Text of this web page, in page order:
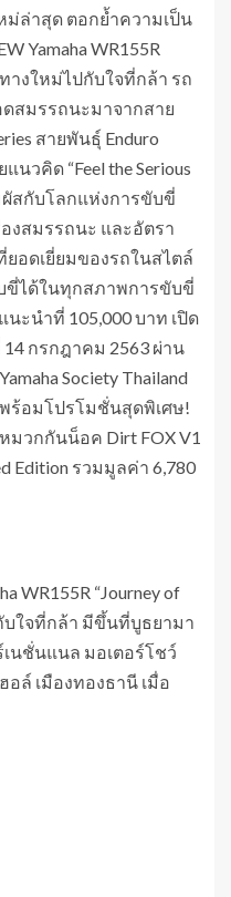
ม่ล่าสุด ตอกย้ำความเป็น
Yamaha WR155R
ทางใหม่ไปกับใจที่กล้า รถ
สมรรถนะมาจากสาย
สายพันธุ์ Enduro
วคิด “Feel the Serious
ผัสกับโลกแห่งการขับขี่
งสมรรถนะ และอัตรา
ยอดเยี่ยมของรถในสไตล์
ขี่ได้ในทุกสภาพการขับขี่
ะนำที่ 105,000 บาท เปิด
กรกฎาคม 2563 ผ่าน
Society Thailand
พร้อมโปรโมชั่นสุดพิเศษ!
มวกกันน็อค Dirt FOX V1
Edition รวมมูลค่า 6,780
WR155R “Journey of
บใจที่กล้า มีขึ้นที่บูธยามา
นชั่นแนล มอเตอร์โชว์
อล์ เมืองทองธานี เมื่อ